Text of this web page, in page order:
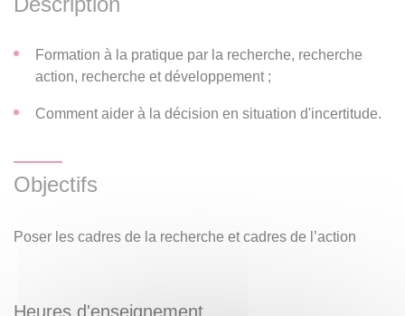
Formation à la pratique par la recherche, recherche
action, recherche et développement ;
Comment aider à la décision en situation d'incertitude.
Objectifs
Poser les cadres de la recherche et cadres de l’action
Heures d'enseignement